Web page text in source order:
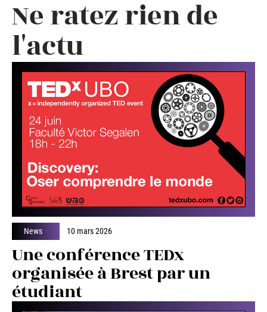
Ne ratez rien de
l'actu
News 10 mars 2026
Une conférence TEDx
organisée à Brest par un
étudiant